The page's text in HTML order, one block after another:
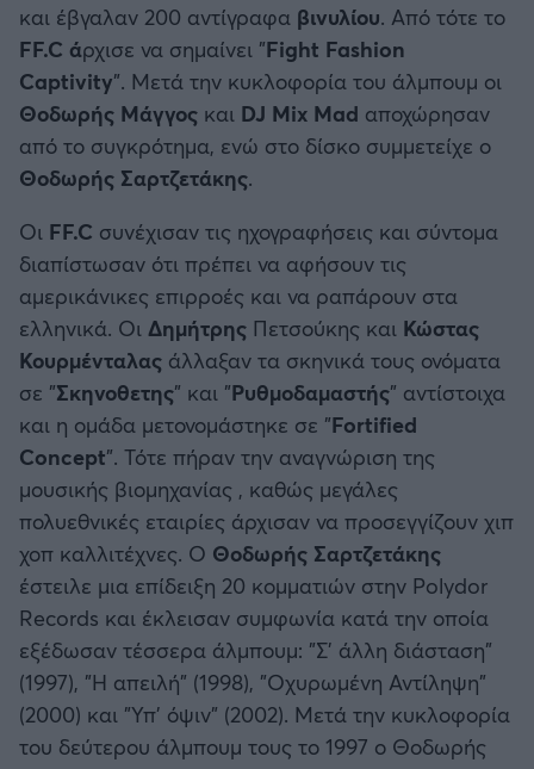
και έβγαλαν 200 αντίγραφα βινυλίου. Από τότε το
FF.C άρχισε να σημαίνει "Fight Fashion
Captivity". Μετά την κυκλοφορία του άλμπουμ οι
Θοδωρής Μάγγος και DJ Mix Mad αποχώρησαν
από το συγκρότημα, ενώ στο δίσκο συμμετείχε ο
Θοδωρής Σαρτζετάκης.
Οι FF.C συνέχισαν τις ηχογραφήσεις και σύντομα
διαπίστωσαν ότι πρέπει να αφήσουν τις
αμερικάνικες επιρροές και να ραπάρουν στα
ελληνικά. Οι Δημήτρης Πετσούκης και Κώστας
Κουρμένταλας άλλαξαν τα σκηνικά τους ονόματα
σε "Σκηνοθετης" και "Ρυθμοδαμαστής" αντίστοιχα
και η ομάδα μετονομάστηκε σε "Fortified
Concept". Τότε πήραν την αναγνώριση της
μουσικής βιομηχανίας , καθώς μεγάλες
πολυεθνικές εταιρίες άρχισαν να προσεγγίζουν χιπ
χοπ καλλιτέχνες. Ο Θοδωρής Σαρτζετάκης
έστειλε μια επίδειξη 20 κομματιών στην Polydor
Records και έκλεισαν συμφωνία κατά την οποία
εξέδωσαν τέσσερα άλμπουμ: "Σ' άλλη διάσταση"
(1997), "Η απειλή" (1998), "Οχυρωμένη Αντίληψη"
(2000) και "Υπ' όψιν" (2002). Μετά την κυκλοφορία
του δεύτερου άλμπουμ τους το 1997 ο Θοδωρής